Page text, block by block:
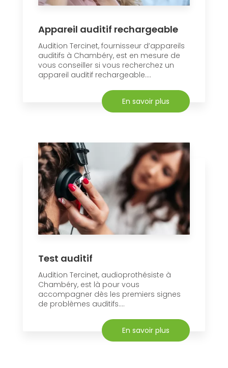
Appareil auditif rechargeable
Audition Tercinet, fournisseur d’appareils
auditifs à Chambéry, est en mesure de
vous conseiller si vous recherchez un
appareil auditif rechargeable....
En savoir plus
Test auditif
Audition Tercinet, audioprothésiste à
Chambéry, est là pour vous
accompagner dès les premiers signes
de problèmes auditifs....
En savoir plus